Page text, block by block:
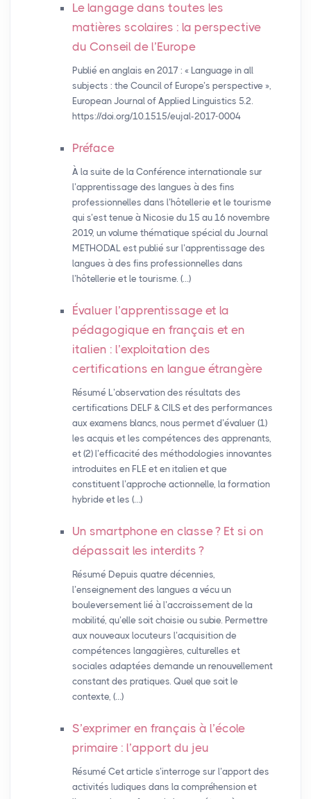
Le langage dans toutes les
matières scolaires : la perspective
du Conseil de l’Europe
Publié en anglais en 2017 : « Language in all
subjects : the Council of Europe’s perspective »,
European Journal of Applied Linguistics 5.2.
https://doi.org/10.1515/eujal-2017-0004
Préface
À la suite de la Conférence internationale sur
l’apprentissage des langues à des fins
professionnelles dans l’hôtellerie et le tourisme
qui s’est tenue à Nicosie du 15 au 16 novembre
2019, un volume thématique spécial du Journal
METHODAL est publié sur l’apprentissage des
langues à des fins professionnelles dans
l’hôtellerie et le tourisme. (…)
Évaluer l’apprentissage et la
pédagogique en français et en
italien : l’exploitation des
certifications en langue étrangère
Résumé L’observation des résultats des
certifications DELF & CILS et des performances
aux examens blancs, nous permet d’évaluer (1)
les acquis et les compétences des apprenants,
et (2) l’efficacité des méthodologies innovantes
introduites en FLE et en italien et que
constituent l’approche actionnelle, la formation
hybride et les (…)
Un smartphone en classe? Et si on
dépassait les interdits ?
Résumé Depuis quatre décennies,
l’enseignement des langues a vécu un
bouleversement lié à l’accroissement de la
mobilité, qu’elle soit choisie ou subie. Permettre
aux nouveaux locuteurs l’acquisition de
compétences langagières, culturelles et
sociales adaptées demande un renouvellement
constant des pratiques. Quel que soit le
contexte, (…)
S’exprimer en français à l’école
primaire : l’apport du jeu
Résumé Cet article s’interroge sur l’apport des
activités ludiques dans la compréhension et